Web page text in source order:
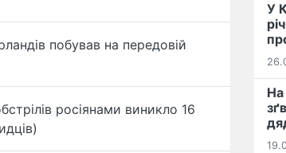
побував на передовій
росіянами виникло 16
У
На